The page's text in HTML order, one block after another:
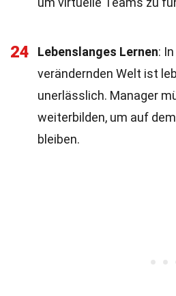
24 Lebenslanges Lernen:
verändernden Welt ist
unerlässlich. Manager
weiterbilden, um auf
bleiben.